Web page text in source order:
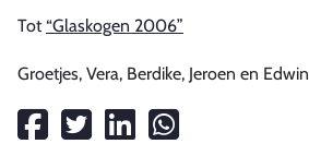
Tot “Glaskogen 2006”
Groetjes, Vera, Berdike, Jeroen en Edwin